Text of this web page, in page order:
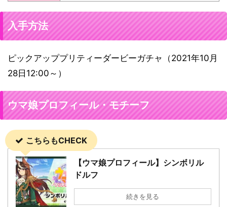
入手方法
ピックアッププリティーダービーガチャ（2021年10月
28日12:00～）
ウマ娘プロフィール・モチーフ
こちらもCHECK
【ウマ娘プロフィール】シンボリル
ドルフ
続きを見る